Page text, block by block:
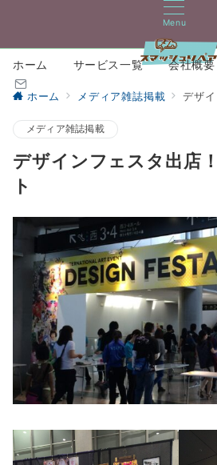
Menu
ホーム サービス一覧 会社概要
ホーム メディア雑誌掲載 デザイン
メディア雑誌掲載
デザインフェスタ出店
ト